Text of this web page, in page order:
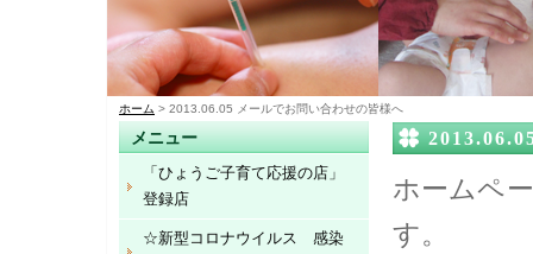
ホーム > 2013.06.05 メールでお問い合わせの皆様へ
ホームペ
す。
メニュー
「ひょうご子育て応援の店」
登録店
☆新型コロナウイルス 感染